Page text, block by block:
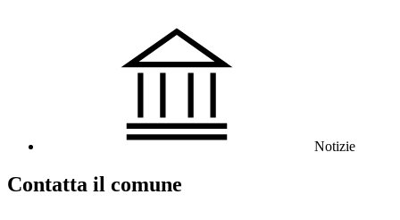
Notizie
Contatta il comune